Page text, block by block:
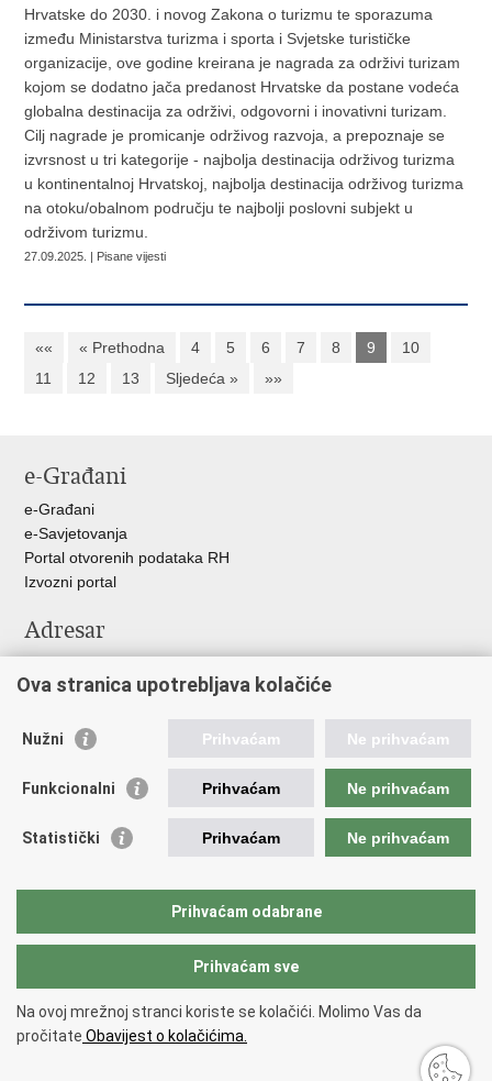
Hrvatske do 2030. i novog Zakona o turizmu te sporazuma
između Ministarstva turizma i sporta i Svjetske turističke
organizacije, ove godine kreirana je nagrada za održivi turizam
kojom se dodatno jača predanost Hrvatske da postane vodeća
globalna destinacija za održivi, odgovorni i inovativni turizam.
Cilj nagrade je promicanje održivog razvoja, a prepoznaje se
izvrsnost u tri kategorije - najbolja destinacija održivog turizma
u kontinentalnoj Hrvatskoj, najbolja destinacija održivog turizma
na otoku/obalnom području te najbolji poslovni subjekt u
održivom turizmu.
27.09.2025. | Pisane vijesti
«« « Prethodna 4 5 6 7 8 9
10
11
12 13 Sljedeća » »»
e-Građani
e-Građani
e-Savjetovanja
Portal otvorenih podataka RH
Izvozni portal
Adresar
Adresar tijela javne vlasti
Korisne poveznice
Vlada RH
Predsjednik RH
Pravobraniteljica za ravnopravnost spolova
Povjerenik za informiranje
Copyright © 2026 Ministarstvo turizma i sporta Republike Hrvatske.
korištenja.Izjava o pristupačnosti.
Ova stranica upotrebljava kolačiće
Nužni Prihvaćam Ne prihvaćam
Funkcionalni Prihvaćam Ne prihvaćam
Statistički Prihvaćam Ne prihvaćam
Prihvaćam odabrane
Prihvaćam sve
Na ovoj mrežnoj stranci koriste se kolačići. Molimo Vas da
pročitate Obavijest o kolačićima.